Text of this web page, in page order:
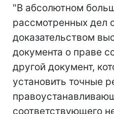
"В абсолютном
рассмотренных дел
доказательством
документа о праве
другой документ,
установить точные
соответствующего